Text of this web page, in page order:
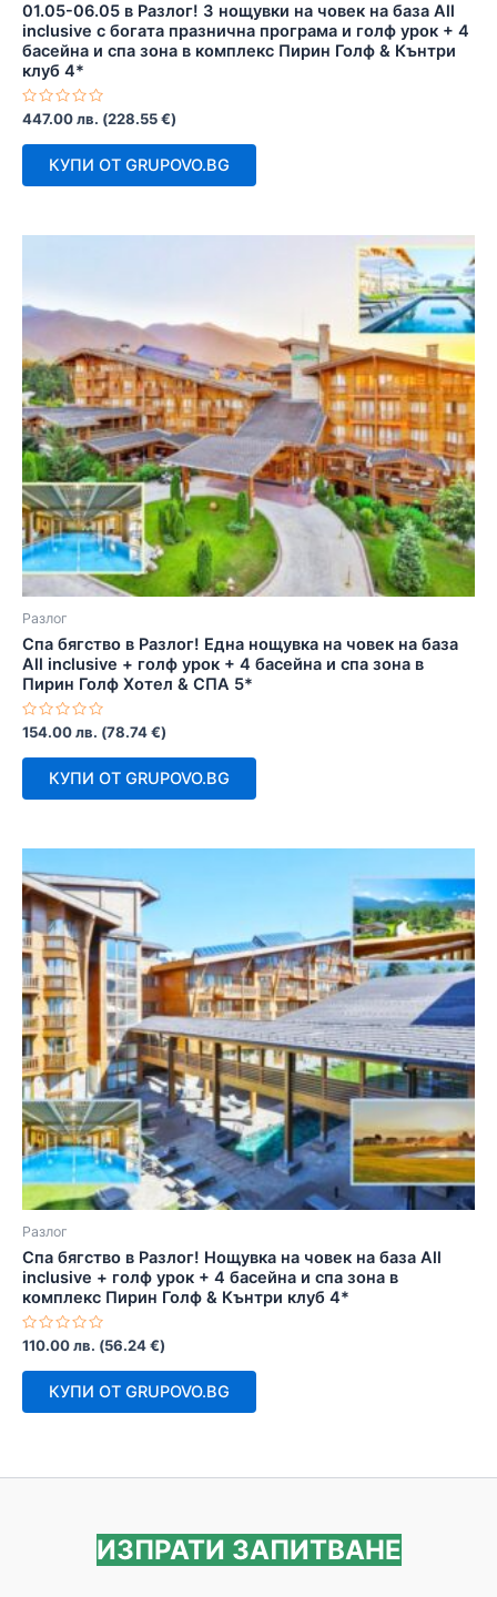
01.05-06.05 в Разлог! 3 нощувки на човек на база All
inclusive с богата празнична програма и голф урок + 4
басейна и спа зона в комплекс Пирин Голф & Кънтри
клуб 4*
Оценено
0
447.00лв. (228.55€)
КУПИ ОТ GRUPOVO.BG
Разлог
Спа бягство в Разлог! Една нощувка на човек на база
All inclusive + голф урок + 4 басейна и спа зона в
Пирин Голф Хотел & СПА 5*
Оценено
с
0
154.00лв. (78.74€)
КУПИ ОТ GRUPOVO.BG
Разлог
Спа бягство в Разлог! Нощувка на човек на база All
inclusive + голф урок + 4 басейна и спа зона в
комплекс Пирин Голф & Кънтри клуб 4*
Оценено
с
0
110.00лв. (56.24€)
КУПИ ОТ GRUPOVO.BG
ИЗПРАТИ ЗАПИТВАНЕ